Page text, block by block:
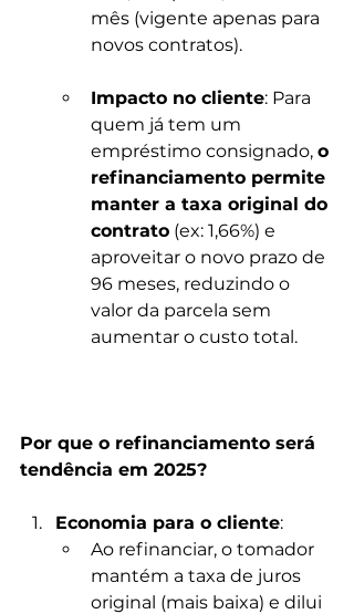
mês (vigente apenas para
novos contratos).
Impacto no cliente: Para
quem já tem um
empréstimo consignado, o
refinanciamento permite
manter a taxa original do
contrato (ex: 1,66%) e
aproveitar o novo prazo de
96 meses, reduzindo o
valor da parcela sem
aumentar o custo total.
Por que o refinanciamento será
tendência em 2025?
Economia para o cliente:
Ao refinanciar, o tomador
mantém a taxa de juros
original (mais baixa) e dilui